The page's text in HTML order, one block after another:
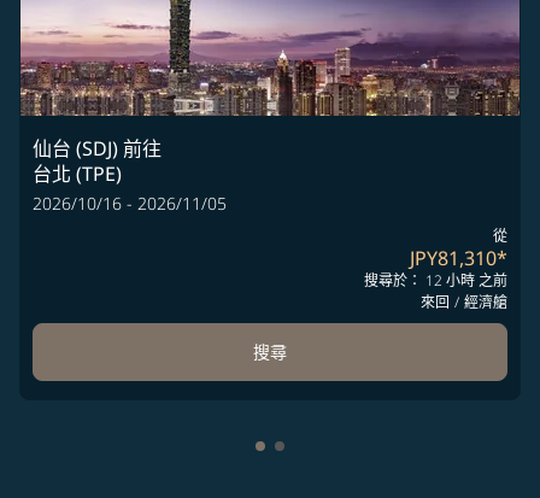
仙台 (SDJ)前往
台北 (TPE)
2026/10/16 - 2026/11/05
從
JPY81,310*
搜尋於： 12 小時 之前
來回 / 經濟艙
搜尋
顯示 cmp-pagination-
顯示 cmp-pagination-